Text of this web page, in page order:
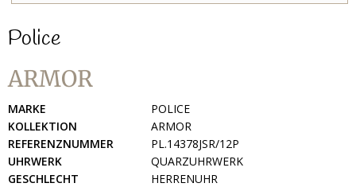
Police
ARMOR
MARKE
POLICE
KOLLEKTION
ARMOR
REFERENZNUMMER
PL.14378JSR/12P
UHRWERK
QUARZUHRWERK
GESCHLECHT
HERRENUHR